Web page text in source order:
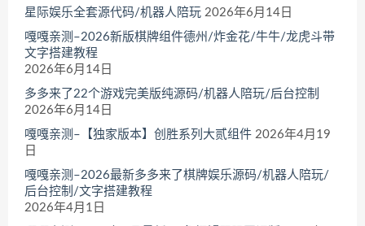
星际娱乐全套源代码/机器人陪玩 2026年6月14日
嘎嘎亲测–2026新版棋牌组件德州/炸金花/牛牛/龙虎斗带
文字搭建教程
2026年6月14日
多多来了22个游戏完美版纯源码/机器人陪玩/后台控制
2026年6月14日
嘎嘎亲测–【独家版本】创胜系列大贰组件 2026年4月19
日
嘎嘎亲测–2026最新多多来了棋牌娱乐源码/机器人陪玩/
后台控制/文字搭建教程
2026年4月1日